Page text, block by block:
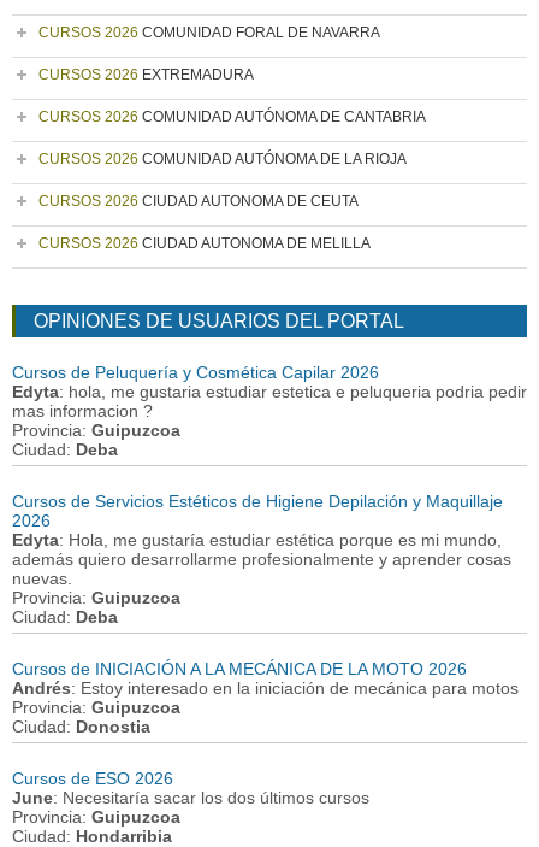
CURSOS 2026 COMUNIDAD FORAL DE NAVARRA
CURSOS 2026 EXTREMADURA
CURSOS 2026 COMUNIDAD AUTÓNOMA DE CANTABRIA
CURSOS 2026 COMUNIDAD AUTÓNOMA DE LA RIOJA
CURSOS 2026 CIUDAD AUTONOMA DE CEUTA
CURSOS 2026 CIUDAD AUTONOMA DE MELILLA
OPINIONES DE USUARIOS DEL PORTAL
Cursos de Peluquería y Cosmética Capilar 2026
Edyta: hola, me gustaria estudiar estetica e peluqueria podria pedir
mas informacion ?
Provincia: Guipuzcoa
Ciudad: Deba
Cursos de Servicios Estéticos de Higiene Depilación y Maquillaje
2026
Edyta: Hola, me gustaría estudiar estética porque es mi mundo,
además quiero desarrollarme profesionalmente y aprender cosas
nuevas.
Provincia: Guipuzcoa
Ciudad: Deba
Cursos de INICIACIÓN A LA MECÁNICA DE LA MOTO 2026
Andrés: Estoy interesado en la iniciación de mecánica para motos
Provincia: Guipuzcoa
Ciudad: Donostia
Cursos de ESO 2026
June: Necesitaría sacar los dos últimos cursos
Provincia: Guipuzcoa
Ciudad: Hondarribia